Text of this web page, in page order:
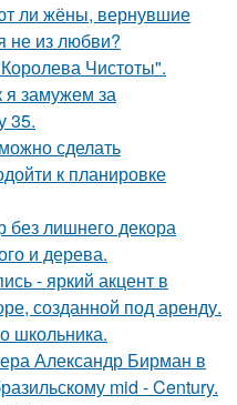
ли жёны, вернувшие
не из любви?
Чистоты".
я замужем за
35.
сделать
к планировке
без лишнего декора
и дерева.
- яркий акцент в
созданной под аренду.
школьника.
Александр Бирман в
mid - Century.